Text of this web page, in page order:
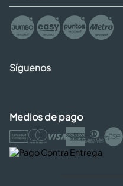
Síguenos
Medios de pago